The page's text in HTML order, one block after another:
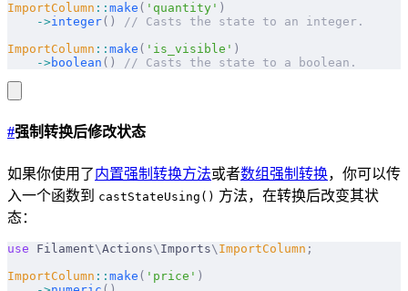
ImportColumn :: make ( 'quantity' )
    ->
integer()
// Casts the state to an integer.
ImportColumn :: make ( 'is_visible' )
    ->
boolean () // Casts the state to a boolean.
#强制转换后修改状态
如果你使用了内置强制转换方法或者数组强制转换，你可以传
入一个函数到 castStateUsing() 方法，在转换后改变其状
态：
use Filament\Actions\ Imports\ ImportColumn ;
ImportColumn :: make ( 'price' )